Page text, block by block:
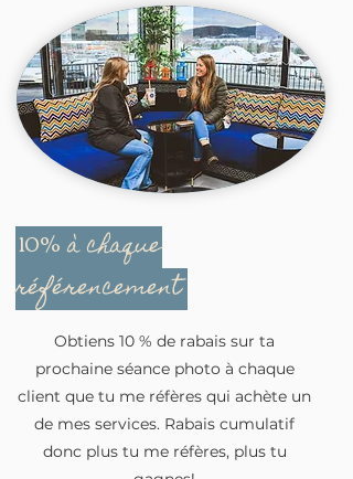
10% à chaque
référencement
Obtiens 10 % de rabais sur ta
prochaine séance photo à chaque
client que tu me réfères qui achète un
de mes services. Rabais cumulatif
donc plus tu me réfères, plus tu